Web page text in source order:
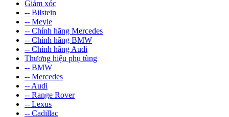
Giảm xóc
-- Bilstein
-- Meyle
-- Chính hãng Mercedes
-- Chính hãng BMW
-- Chính hãng Audi
Thương hiệu phụ tùng
-- BMW
-- Mercedes
-- Audi
-- Range Rover
-- Lexus
-- Cadillac